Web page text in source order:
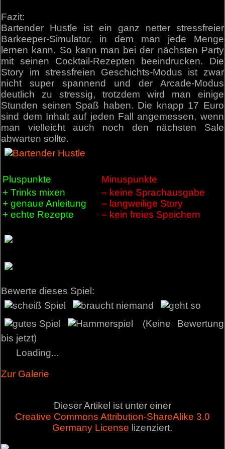
Fazit:
Bartender Hustle ist ein ganz netter stressfreier
Barkeeper-Simulator, in dem man jede Menge
lernen kann. So kann man bei der nächsten Party
mit seinen Cocktail-Rezepten beeindrucken. Die
Story im stressfreien Geschichts-Modus ist zwar
nicht super spannend und der Arcade-Modus
deutlich zu stressig, trotzdem wird man einige
Stunden seinen Spaß haben. Die knapp 17 Euro
sind dem Inhalt auf jeden Fall angemessen, wenn
man vielleicht auch noch den nächsten Sale
abwarten sollte.
Pluspunkte
Minuspunkte
+ Trinks mixen
+ genaue Anleitung
+ echte Rezepte
– keine Sprachausgabe
– langweilige Story
– kein freies Speichern
Bewerte dieses Spiel:
(Keine Bewertung
bis jetzt)
Loading...
Zur Galerie
Dieser Artikel ist unter einer
Creative Commons Attribution-ShareAlike 3.0
Germany License lizenziert.